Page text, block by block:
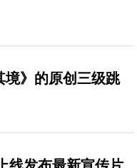
境》的原创三级跳